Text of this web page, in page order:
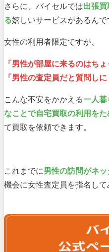
さらに、バイセルでは出張買
る嬉しいサービスがあるんで
女性の利用者限定ですが、
「男性が部屋に来るのはち
「男性の査定員だと質問し
こんな不安をかかえる一人暮
なことで自宅買取の利用を
て買取を依頼できます。
これまでに男性の訪問がネ
機会に女性査定員を指名して